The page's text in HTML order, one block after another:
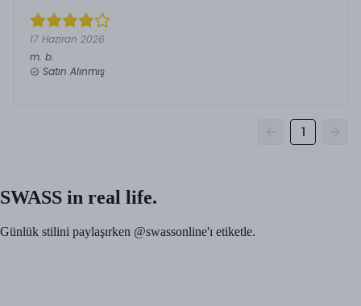
17 Haziran 2026
m. b.
Satın Alınmış
1